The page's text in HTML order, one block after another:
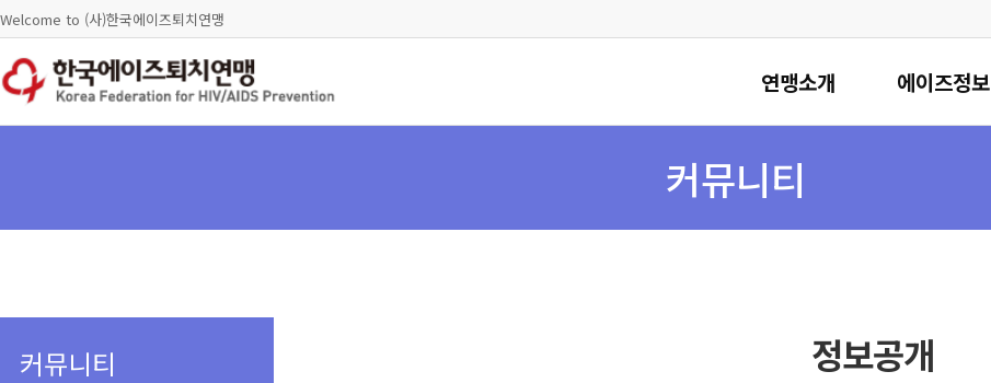
Welcome to (사)한국에이즈퇴치연맹
연맹소개 에이즈정보
커뮤니티
커뮤니티 정보공개